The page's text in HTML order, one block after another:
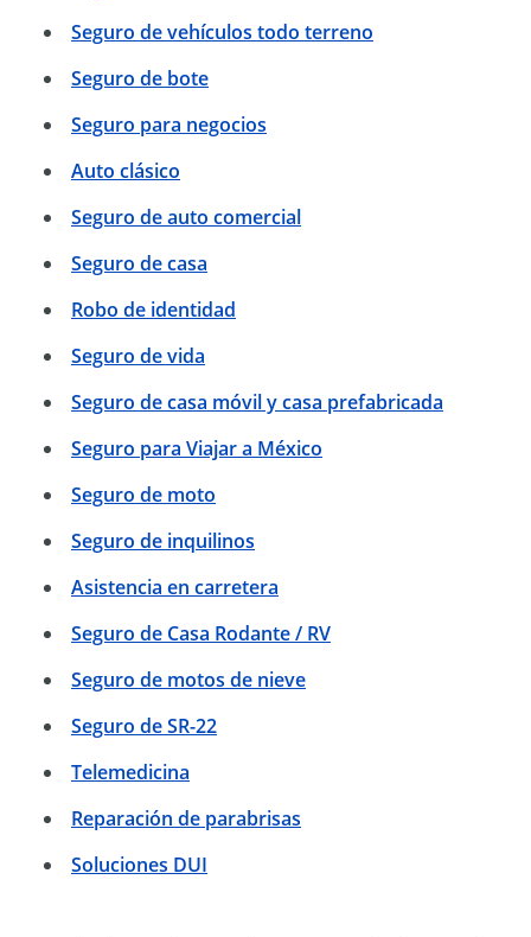
Seguro de vehículos todo terreno
Seguro de bote
Seguro para negocios
Auto clásico
Seguro de auto comercial
Seguro de casa
Robo de identidad
Seguro de vida
Seguro de casa móvil y casa prefabricada
Seguro para Viajar a México
Seguro de moto
Seguro de inquilinos
Asistencia en carretera
Seguro de Casa Rodante / RV
Seguro de motos de nieve
Seguro de SR-22
Telemedicina
Reparación de parabrisas
Soluciones DUI